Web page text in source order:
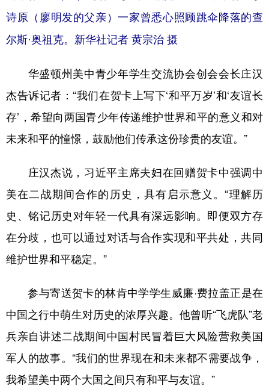
诗原（廖明发的父亲）一家曾悉心照顾跳伞降落的查
尔斯·奥祖克。新华社记者 黄宗治 摄
华盛顿州美中青少年学生交流协会创会会长庄汉
杰告诉记者：“我们在贺卡上写下‘和平万岁’和‘友谊长
存’，希望向两国青少年传递维护世界和平的意义和对
未来和平的憧憬，鼓励他们传承这份珍贵的友谊。”
庄汉杰说，习近平主席夫妇在回赠贺卡中强调中
美在二战期间合作的历史，具有启示意义。“理解历
史、铭记历史对年轻一代具有深远影响。即便双方存
在分歧，也可以通过对话与合作实现和平共处，共同
维护世界和平稳定。”
参与寄送贺卡的林肯中学学生威廉·费拉盖正是在
中国之行中萌生对历史的浓厚兴趣。他曾听“飞虎队”老
兵亲自讲述二战期间中国村民冒着巨大风险营救美国
军人的故事。“我们的世界现在和未来都不需要战争，
我希望美中两个大国之间只有和平与友谊。”